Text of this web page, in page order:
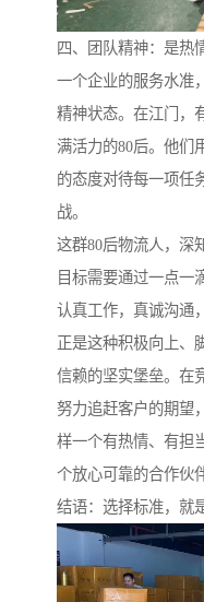
四、团队精神：是热
一个企业的服务水准
精神状态。在江门，
满活力的80后。他们
的态度对待每一项任
战。
这群80后物流人，深
目标需要通过一点一
认真工作，真诚沟通
正是这种积极向上、
信赖的坚实堡垒。在
努力追赶客户的期望
样一个有热情、有担
个放心可靠的合作伙
结语：选择标准，就